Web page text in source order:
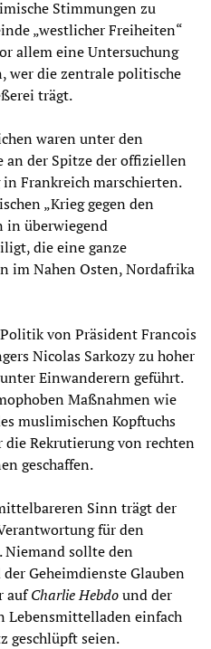
Stimmungen zu
„westlicher Freiheiten“
allem eine Untersuchung
wer die zentrale politische
trägt.
waren unter den
an der Spitze der offiziellen
Frankreich marschierten.
„Krieg gegen den
in überwiegend
die eine ganze
im Nahen Osten, Nordafrika
von Präsident Francois
Nicolas Sarkozy zu hoher
Einwanderern geführt.
Maßnahmen wie
muslimischen Kopftuchs
Rekrutierung von rechten
geschaffen.
Sinn trägt der
für den
Niemand sollte den
Geheimdienste Glauben
aufCharlie Hebdound der
Lebensmittelladen einfach
geschlüpft seien.